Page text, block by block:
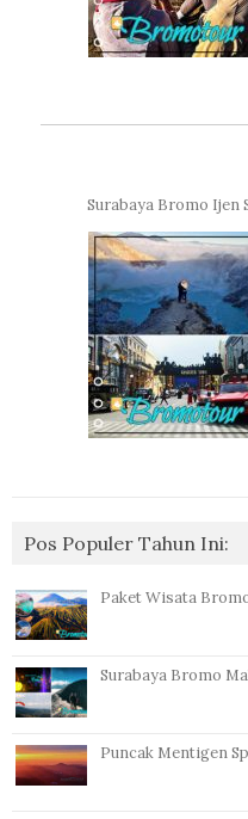
Surabaya Bromo Ijen
Pos Populer Tahun Ini:
Paket Wisata
Surabaya Bromo
Puncak Mentigen